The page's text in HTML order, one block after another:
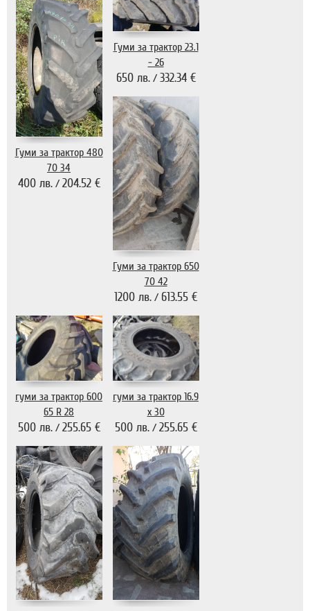
Гуми за трактор 480
70 34
400 лв./ 204.52 €
Гуми за трактор 23.1
- 26
650 лв./ 332.34 €
Гуми за трактор 650
70 42
1200 лв. / 613.55 €
гуми за трактор 600
65 R 28
500 лв./ 255.65 €
гуми за трактор 16.9
х 30
500 лв./ 255.65 €